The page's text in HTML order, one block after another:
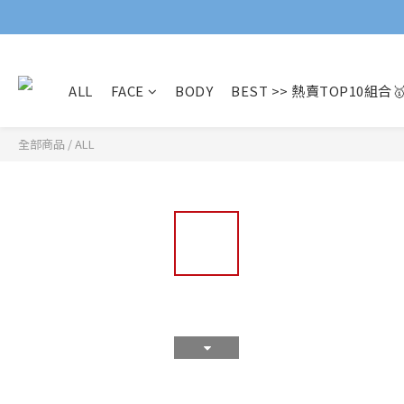
ALL FACE BODY BEST >> 熱賣TOP10組合
全部商品 /ALL